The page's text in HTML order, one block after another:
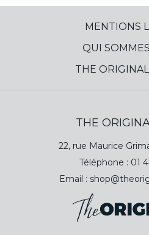
MENTIONS
QUI
THE
THE
22, rue Maurice
Téléphone : 01
Email :